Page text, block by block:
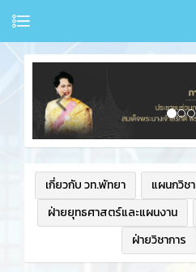
เกี่ยวกับ วท.พัทยา แผนกวิชา
ฝ่ายยุทธศาสตร์และแผนงาน
ฝ่ายวิชาการ